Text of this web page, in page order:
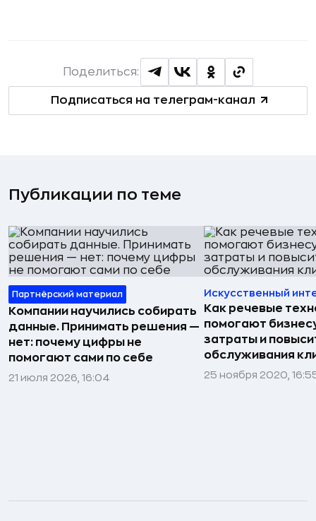
Подписаться на телеграм-канал
Поделиться:
Публикации по теме
Партнёрский материал
Компании научились собирать
данные. Принимать решения —
нет: почему цифры не
помогают сами по себе
21 июля 2026, 16:04
Искусственный
Как речевые
помогают
затраты и
обслуживания
25 ноября 2020,